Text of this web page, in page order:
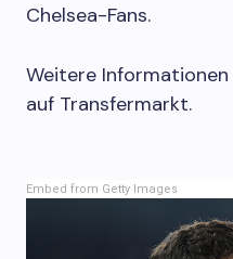
Chelsea-Fans.
Weitere
auf Transfermarkt.
Embed from Getty Images